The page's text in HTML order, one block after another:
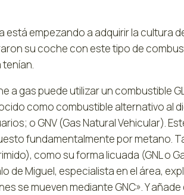
está empezando a adquirir la cultura
su coche con este tipo de
tenían.
a gas puede utilizar un combustible
como combustible alternativo al
o GNV (Gas Natural Vehicular).
fundamentalmente por metano.
como su forma licuada (GNL o
de Miguel, especialista en el área,
se mueven mediante GNC». Y